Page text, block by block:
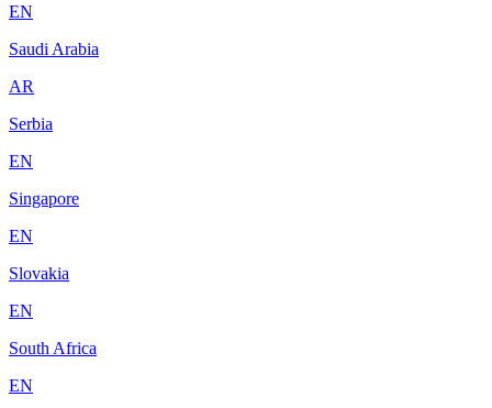
EN
Saudi Arabia
AR
Serbia
EN
Singapore
EN
Slovakia
EN
South Africa
EN